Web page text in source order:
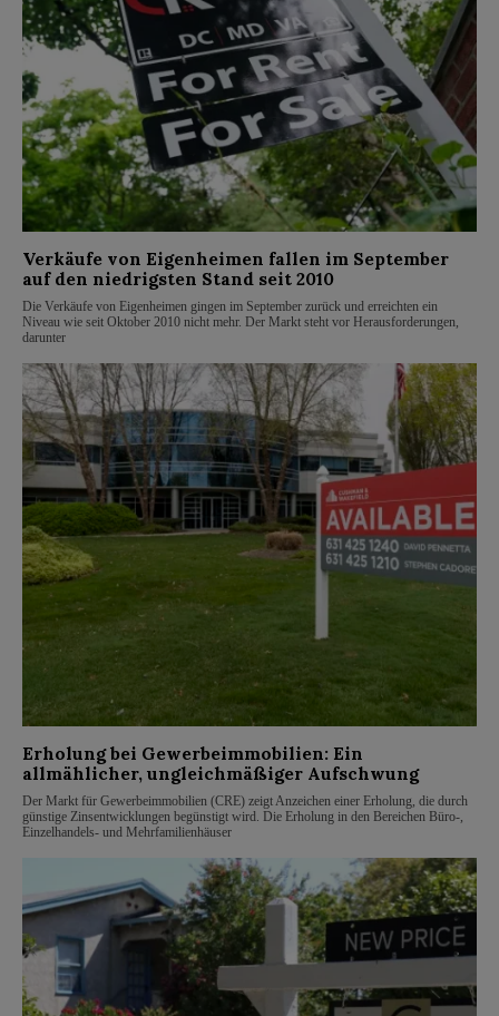
Verkäufe von Eigenheimen fallen im September
auf den niedrigsten Stand seit 2010
Die Verkäufe von Eigenheimen gingen im September zurück und erreichten ein
Niveau wie seit Oktober 2010 nicht mehr. Der Markt steht vor Herausforderungen,
darunter
Erholung bei Gewerbeimmobilien: Ein
allmählicher, ungleichmäßiger Aufschwung
Der Markt für Gewerbeimmobilien (CRE) zeigt Anzeichen einer Erholung, die durch
günstige Zinsentwicklungen begünstigt wird. Die Erholung in den Bereichen Büro-,
Einzelhandels- und Mehrfamilienhäuser